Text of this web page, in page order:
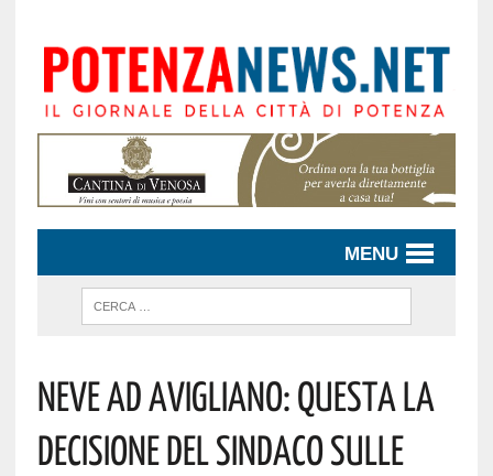
MENU
Neve Ad Avigliano: Questa La
Decisione Del Sindaco Sulle